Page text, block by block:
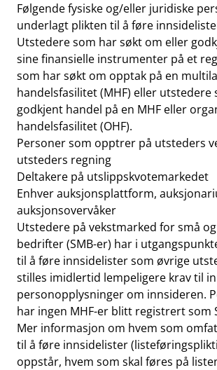
Følgende fysiske og/eller juridiske
underlagt plikten til å føre
Utstedere som har søkt om eller
sine finansielle instrumenter på et
som har søkt om opptak på en
handelsfasilitet (MHF) eller utstedere
godkjent handel på en MHF eller
handelsfasilitet (OHF).
Personer som opptrer på utsteders
utsteders regning
Deltakere på utslippskvotemarkedet
Enhver auksjonsplattform,
auksjonsovervåker
Utstedere på vekstmarked for små
bedrifter (SMB-er) har i
til å føre innsidelister som øvrige
stilles imidlertid lempeligere krav til
personopplysninger om innsideren.
har ingen MHF-er blitt registrert som
Mer informasjon om hvem som
til å føre innsidelister
oppstår, hvem som skal føres på